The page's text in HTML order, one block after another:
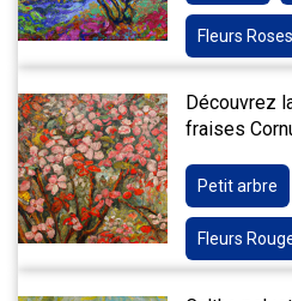
Fleurs Roses
Découvrez
fraises
Petit arbre
Fleurs